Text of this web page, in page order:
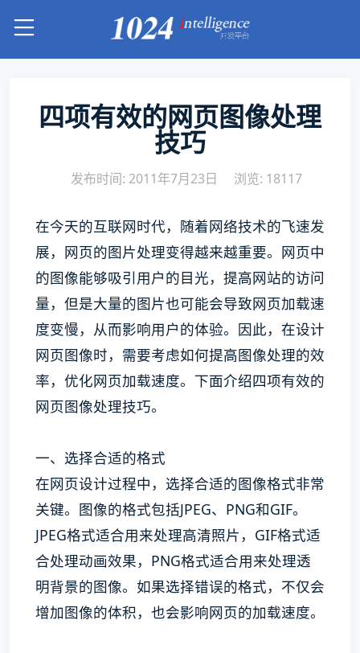
四项有效的网页图像处理
技巧
发布时间: 2011年7月23日 浏览: 18117
在今天的互联网时代，随着网络技术的飞速发
展，网页的图片处理变得越来越重要。网页中
的图像能够吸引用户的目光，提高网站的访问
量，但是大量的图片也可能会导致网页加载速
度变慢，从而影响用户的体验。因此，在设计
网页图像时，需要考虑如何提高图像处理的效
率，优化网页加载速度。下面介绍四项有效的
网页图像处理技巧。
一、选择合适的格式
在网页设计过程中，选择合适的图像格式非常
关键。图像的格式包括JPEG、PNG和GIF。
JPEG格式适合用来处理高清照片，GIF格式适
合处理动画效果，PNG格式适合用来处理透
明背景的图像。如果选择错误的格式，不仅会
增加图像的体积，也会影响网页的加载速度。